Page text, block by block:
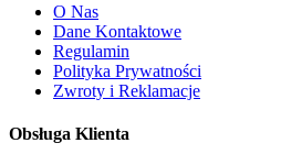
O Nas
Dane Kontaktowe
Regulamin
Polityka Prywatności
Zwroty i Reklamacje
Obsługa Klienta